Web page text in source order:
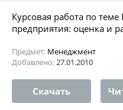
Курсовая работа по
предприятия: оценка и
Предмет: Менеджмент
Добавлено:27.01.2010
Скачать